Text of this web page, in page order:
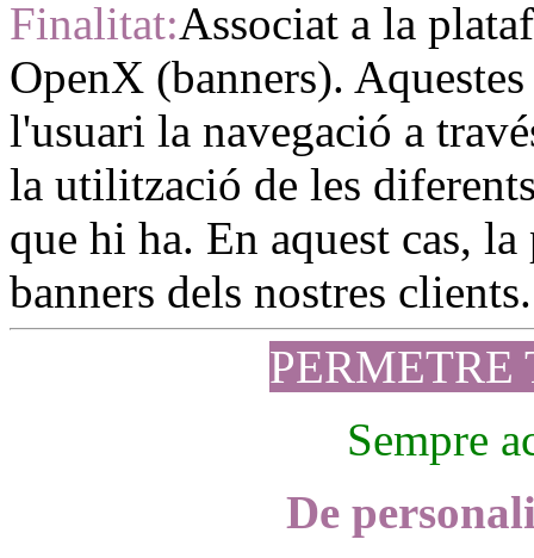
Finalitat:Associat a la
OpenX (banners).
l'usuari la navegació a
la utilització de les
que hi ha. En aquest cas,
banners dels nostres clients.
PERMETRE
Sempre
De